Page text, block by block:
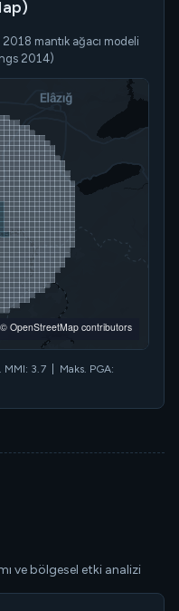
mantık ağacı modeli
2014)
© OpenStreetMap contributors
MMI: 3.7 | Maks. PGA:
ve bölgesel etki analizi